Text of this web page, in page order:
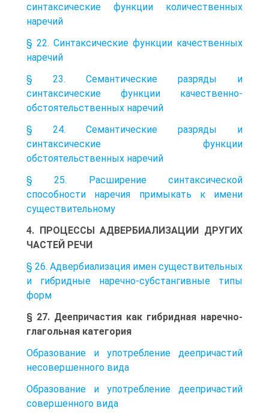
синтаксические функции количественных
наречий
§ 22. Синтаксические функции качественных
наречий
§ 23. Семантические разряды и
синтаксические функции качественно-
обстоятельственных наречий
§ 24. Семантические разряды и
синтаксические функции
обстоятельственных наречий
§ 25. Расширение синтаксической
способности наречия примыкать к имени
существительному
4. ПРОЦЕССЫ АДВЕРБИАЛИЗАЦИИ ДРУГИХ
ЧАСТЕЙ РЕЧИ
§ 26. Адвербиализация имен существительных
и гибридные наречно-субстангивные типы
форм
§ 27. Деепричастия как гибридная наречно-
глагольная категория
Образование и употребление деепричастий
несовершенного вида
Образование и употребление деепричастий
совершенного вида